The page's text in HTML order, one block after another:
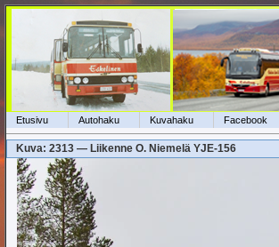
Etusivu Autohaku Kuvahaku Facebook
Kuva: 2313 — Liikenne O. Niemelä YJE-156